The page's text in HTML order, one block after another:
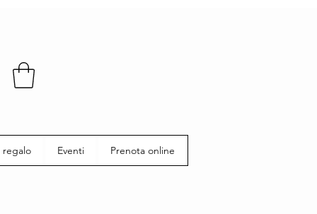
regalo Eventi Prenota online